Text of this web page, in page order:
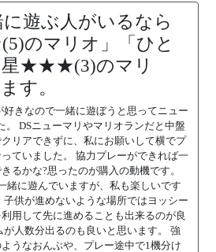
に遊ぶ人がいるなら
マリオ」「ひと
星★★★(3)のマリ
す。
好きなので一緒に遊ぼうと思ってニュー
。 DSニューマリやマリオランだと中盤
リアできずに、私にお願いして横でプ
ていました。 協力プレーができれば一
るかな?思ったのが購入の動機です。
緒に遊んでいますが、私も楽しいです
子供が進めないような場所ではヨッシー
用して先に進めることも出来るのが良
人数分出るのも良いと思います。 強
うなおんぶや、プレー途中で1機分け